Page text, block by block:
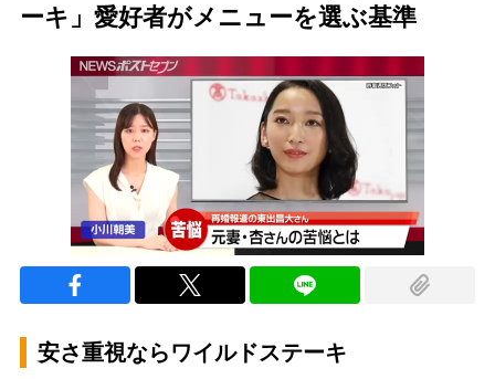
ーキ」愛好者がメニューを選ぶ基準
安さ重視ならワイルドステーキ